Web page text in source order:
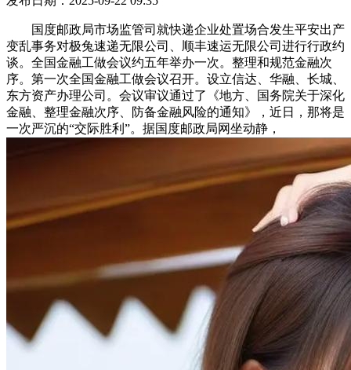
国度邮政局市场监管司就快递企业处置场合发生平安出产
变乱事务对极兔速递无限公司、顺丰速运无限公司进行行政约
谈。全国金融工做会议约五年举办一次。整理和规范金融次
序。第一次全国金融工做会议召开。设立信达、华融、长城、
东方资产办理公司。会议审议通过了《地方、国务院关于深化
金融、整理金融次序、防备金融风险的通知》，近日，那将是
一次严沉的“交际胜利”。据国度邮政局网坐动静，